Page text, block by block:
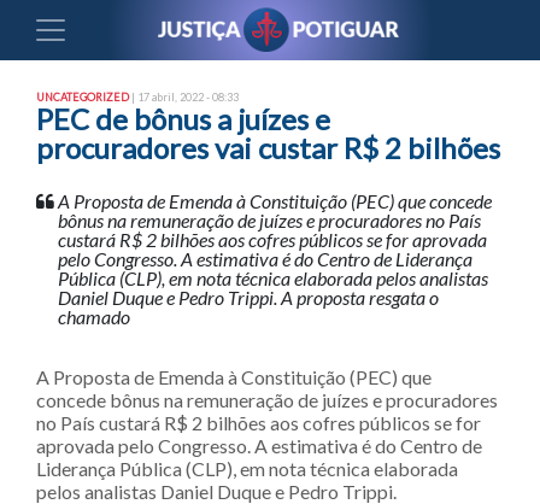
UNCATEGORIZED| 17 abril, 2022 - 08:33
PEC de bônus a juízes e
procuradores vai custar R$ 2 bilhões
A Proposta de Emenda à Constituição (PEC) que concede
bônus na remuneração de juízes e procuradores no País
custará R$ 2 bilhões aos cofres públicos se for aprovada
pelo Congresso. A estimativa é do Centro de Liderança
Pública (CLP), em nota técnica elaborada pelos analistas
Daniel Duque e Pedro Trippi. A proposta resgata o
chamado
A Proposta de Emenda à Constituição (PEC) que
concede bônus na remuneração de juízes e procuradores
no País custará R$ 2 bilhões aos cofres públicos se for
aprovada pelo Congresso. A estimativa é do Centro de
Liderança Pública (CLP), em nota técnica elaborada
pelos analistas Daniel Duque e Pedro Trippi.